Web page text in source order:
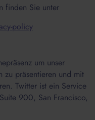
finden Sie unter
policy
um unser
zu präsentieren und mit
Twitter ist ein Service
900, San Francisco,